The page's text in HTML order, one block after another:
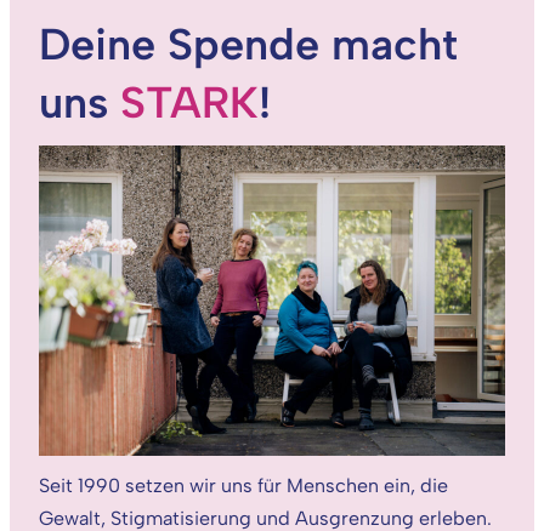
Deine Spende macht
uns STARK!
Seit 1990 setzen wir uns für Menschen ein, die
Gewalt, Stigmatisierung und Ausgrenzung erleben.